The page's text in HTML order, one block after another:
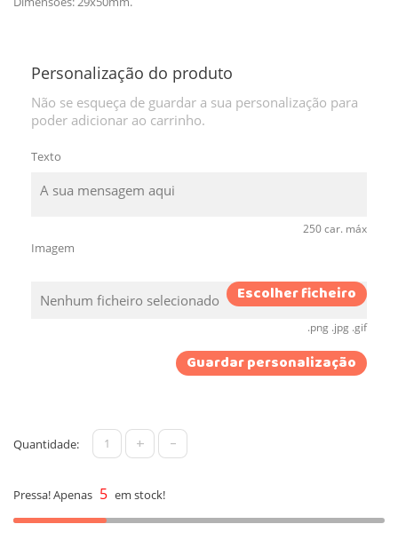
Personalização do produto
Não se esqueça de guardar a sua personalização para
poder adicionar ao carrinho.
Texto
250 car. máx
Imagem
Nenhum ficheiro selecionado Escolher ficheiro
.png .jpg .gif
Guardar personalização
Quantidade: + -
Pressa! Apenas 5 em stock!